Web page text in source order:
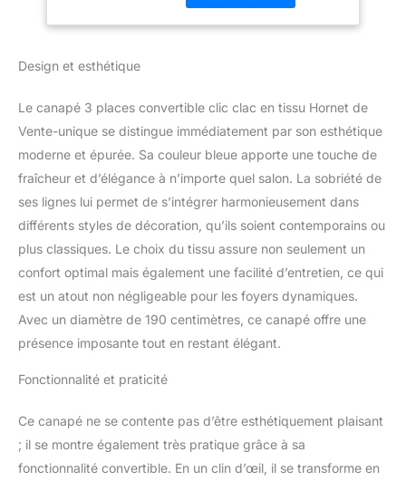
de clients satisfaits -
Plus de 2 millions de
clients livrés
Design et esthétique
Le canapé 3 places convertible clic clac en tissu Hornet de
Vente-unique se distingue immédiatement par son esthétique
moderne et épurée. Sa couleur bleue apporte une touche de
fraîcheur et d’élégance à n’importe quel salon. La sobriété de
ses lignes lui permet de s’intégrer harmonieusement dans
différents styles de décoration, qu’ils soient contemporains ou
plus classiques. Le choix du tissu assure non seulement un
confort optimal mais également une facilité d’entretien, ce qui
est un atout non négligeable pour les foyers dynamiques.
Avec un diamètre de 190 centimètres, ce canapé offre une
présence imposante tout en restant élégant.
Fonctionnalité et praticité
Ce canapé ne se contente pas d’être esthétiquement plaisant
; il se montre également très pratique grâce à sa
fonctionnalité convertible. En un clin d’œil, il se transforme en